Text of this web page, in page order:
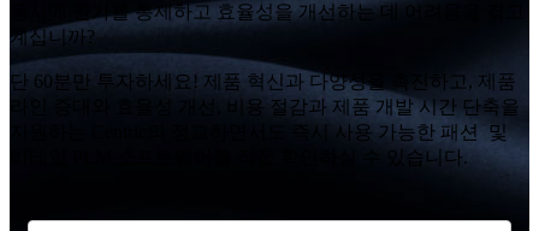
동시에 원가를 통제하고 효율성을 개선하는 데 어려움을 겪고
계십니까?
단 60분만 투자하세요! 제품 혁신과 다양성을 촉진하고, 제품
라인 증대와 효율성 개선, 비용 절감과 제품 개발 시간 단축을
지원하는 Centric의 정교하면서도 즉시 사용 가능한 패션 및
리테일 PLM 소프트웨어를 직접 확인하실 수 있습니다.